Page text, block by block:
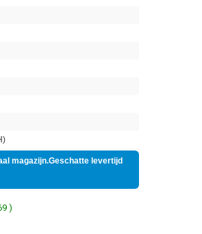
magazijn.Geschatte levertijd
)